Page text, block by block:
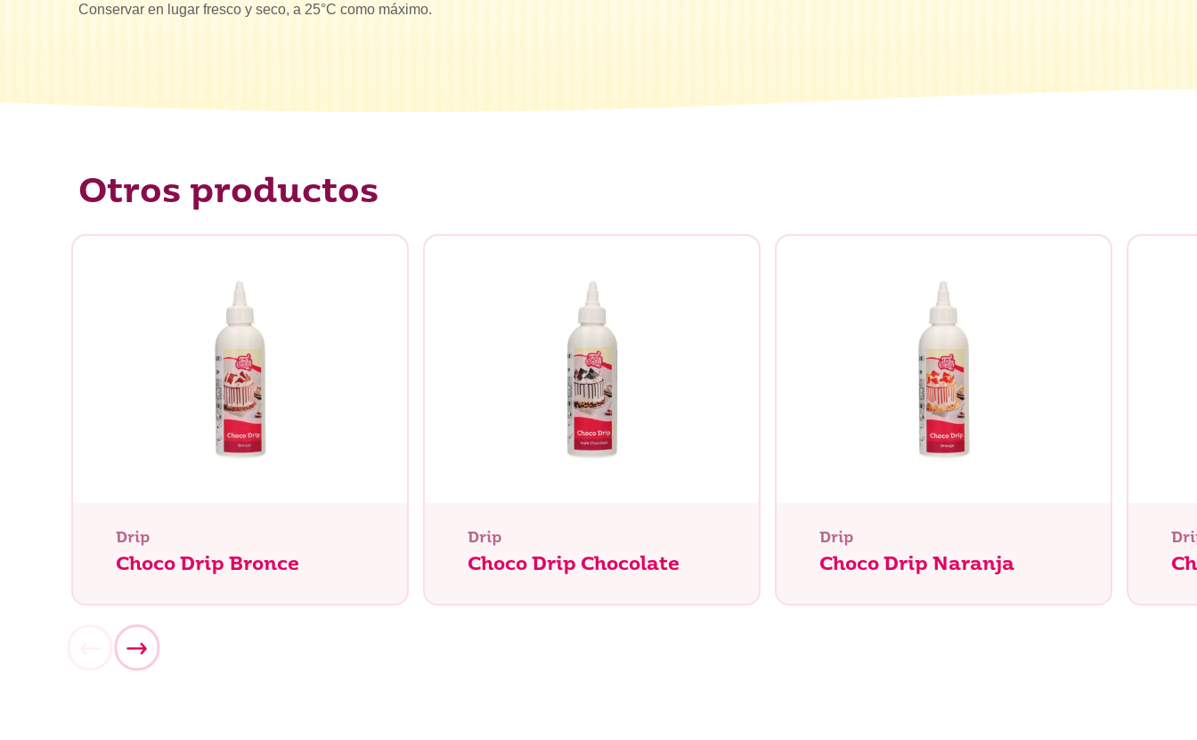
Conservar en lugar fresco y seco, a 25°C como máximo.
Otros productos
Drip
Choco Drip Bronce
Drip
Choco Drip Chocolate
Drip
Choco Drip Naranja